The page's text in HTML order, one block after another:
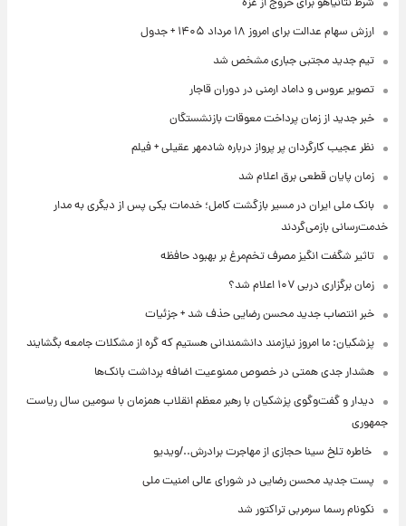
ارزش سهام عدالت برای امروز ۱۸ مرداد ۱۴۰۵ + جدول
تیم جدید مجتبی جباری مشخص شد
تصویر عروس و داماد ارمنی در دوران قاجار
خبر جدید از زمان پرداخت معوقات بازنشستگان
نظر عجیب کارگردان پر پرواز درباره شادمهر عقیلی + فیلم
زمان پایان قطعی برق اعلام شد
بانک ملی ایران در مسیر بازگشت کامل؛ خدمات یکی پس از دیگری به مدار
خدمت‌رسانی بازمی‌گردند
تاثیر شگفت انگیز مصرف تخم‌مرغ بر بهبود حافظه
زمان برگزاری دربی ۱۰۷ اعلام شد؟
خبر انتصاب جدید محسن رضایی حذف شد + جزئیات
پزشکیان: ما امروز نیازمند دانشمندانی هستیم که گره از مشکلات جامعه بگشایند
هشدار جدی همتی در خصوص ممنوعیت اضافه ‌برداشت بانک‌ها
دیدار و گفت‌وگوی پزشکیان با رهبر معظم انقلاب همزمان با سومین سال ریاست
جمهوری
⁨ خاطره تلخ سینا حجازی از مهاجرت برادرش../ویدیو
پست جدید محسن رضایی در شورای عالی امنیت ملی
نکونام رسما سرمربی تراکتور شد